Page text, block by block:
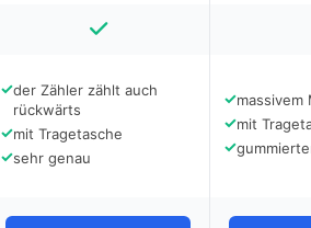
✓der Zähler zählt auch
rückwärts
✓mit Tragetasche
✓sehr genau
✓massivem
✓mit
✓